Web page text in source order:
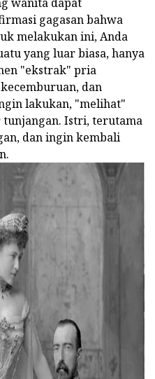
gagasan bahwa
melakukan ini, Anda
yang luar biasa, hanya
"ekstrak" pria
dan
lakukan, "melihat"
Istri, terutama
dan ingin kembali